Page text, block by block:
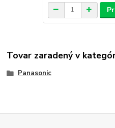
Tovar zaradený v
Panasonic